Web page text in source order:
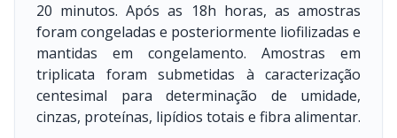
20 minutos. Após as 18h horas, as amostras
foram congeladas e posteriormente liofilizadas e
mantidas em congelamento. Amostras em
triplicata foram submetidas à caracterização
centesimal para determinação de umidade,
cinzas, proteínas, lipídios totais e fibra alimentar.